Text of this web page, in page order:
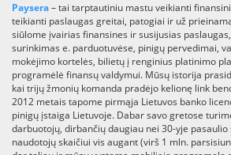
Paysera– tai tarptautiniu mastu veikianti
teikianti paslaugas greitai, patogiai ir už
siūlome įvairias finansines ir susijusias
surinkimas e. parduotuvėse, pinigų pervedimai,
mokėjimo kortelės, bilietų į renginius platinimo
programėlė finansų valdymui. Mūsų istorija
kai trijų žmonių komanda pradėjo kelionę link
2012 metais tapome pirmąja Lietuvos banko
pinigų įstaiga Lietuvoje. Dabar savo gretose
darbuotojų, dirbančių daugiau nei 30-yje
naudotojų skaičiui vis augant (virš 1 mln.